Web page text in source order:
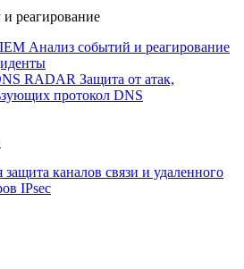
реагирование
Анализ событий и реагирование
RADAR Защита от атак,
протокол DNS
каналов связи и удаленного
IPsec